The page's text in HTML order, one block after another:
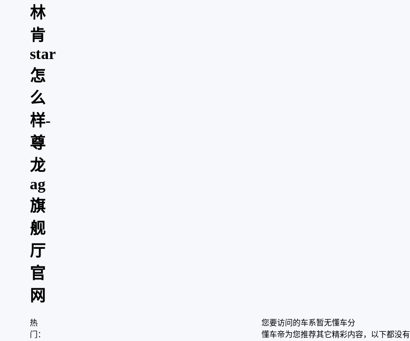
林
肯
star
怎
么
样-
尊
龙
ag
旗
舰
厅
官
网
您要访问的车系暂无懂车分
懂车帝为您推荐其它精彩内容，以下都没有
热
门：